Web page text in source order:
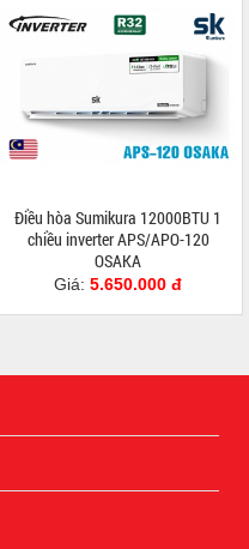
Điều hòa Sumikura 12000BTU 1
chiều inverter APS/APO-120
OSAKA
Giá: 5.650.000 đ